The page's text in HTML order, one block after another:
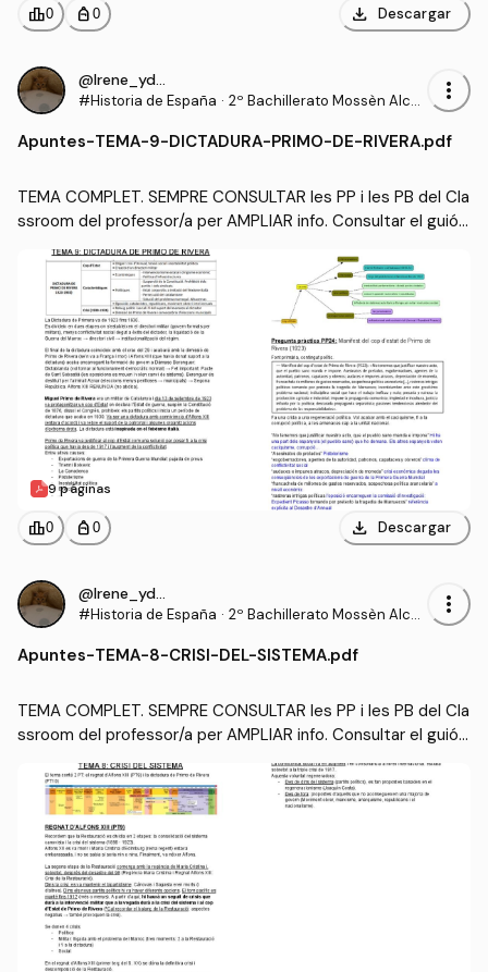
leaderboard0 personal_bag 0 download Descargar
@Irene_ydf8
#Historia de España · 2º Bachillerato Mossèn Alcov
more_vert
Apuntes-TEMA-9-DICTADURA-PRIMO-DE-RIVERA.pdf
TEMA COMPLET. SEMPRE CONSULTAR les PP i les PB del Cla
ssroom del professor/a per AMPLIAR info. Consultar el guió
de les PT per estudiar el MÉS ESSENCIAL.
9 páginas
leaderboard0 personal_bag 0 download Descargar
@Irene_ydf8
#Historia de España · 2º Bachillerato Mossèn Alcov
more_vert
Apuntes-TEMA-8-CRISI-DEL-SISTEMA.pdf
TEMA COMPLET. SEMPRE CONSULTAR les PP i les PB del Cla
ssroom del professor/a per AMPLIAR info. Consultar el guió
de les PT per estudiar el MÉS ESSENCIAL.